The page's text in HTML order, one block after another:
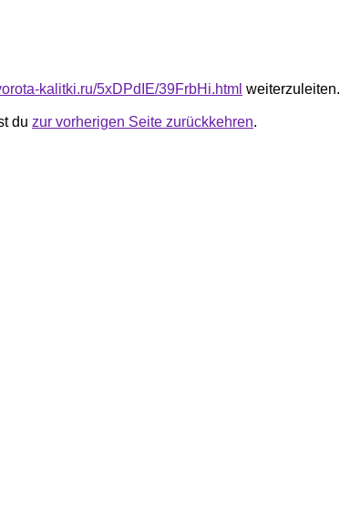
kalitki.ru/5xDPdIE/39FrbHi.html weiterzuleiten.
du zur vorherigen Seite zurückkehren.